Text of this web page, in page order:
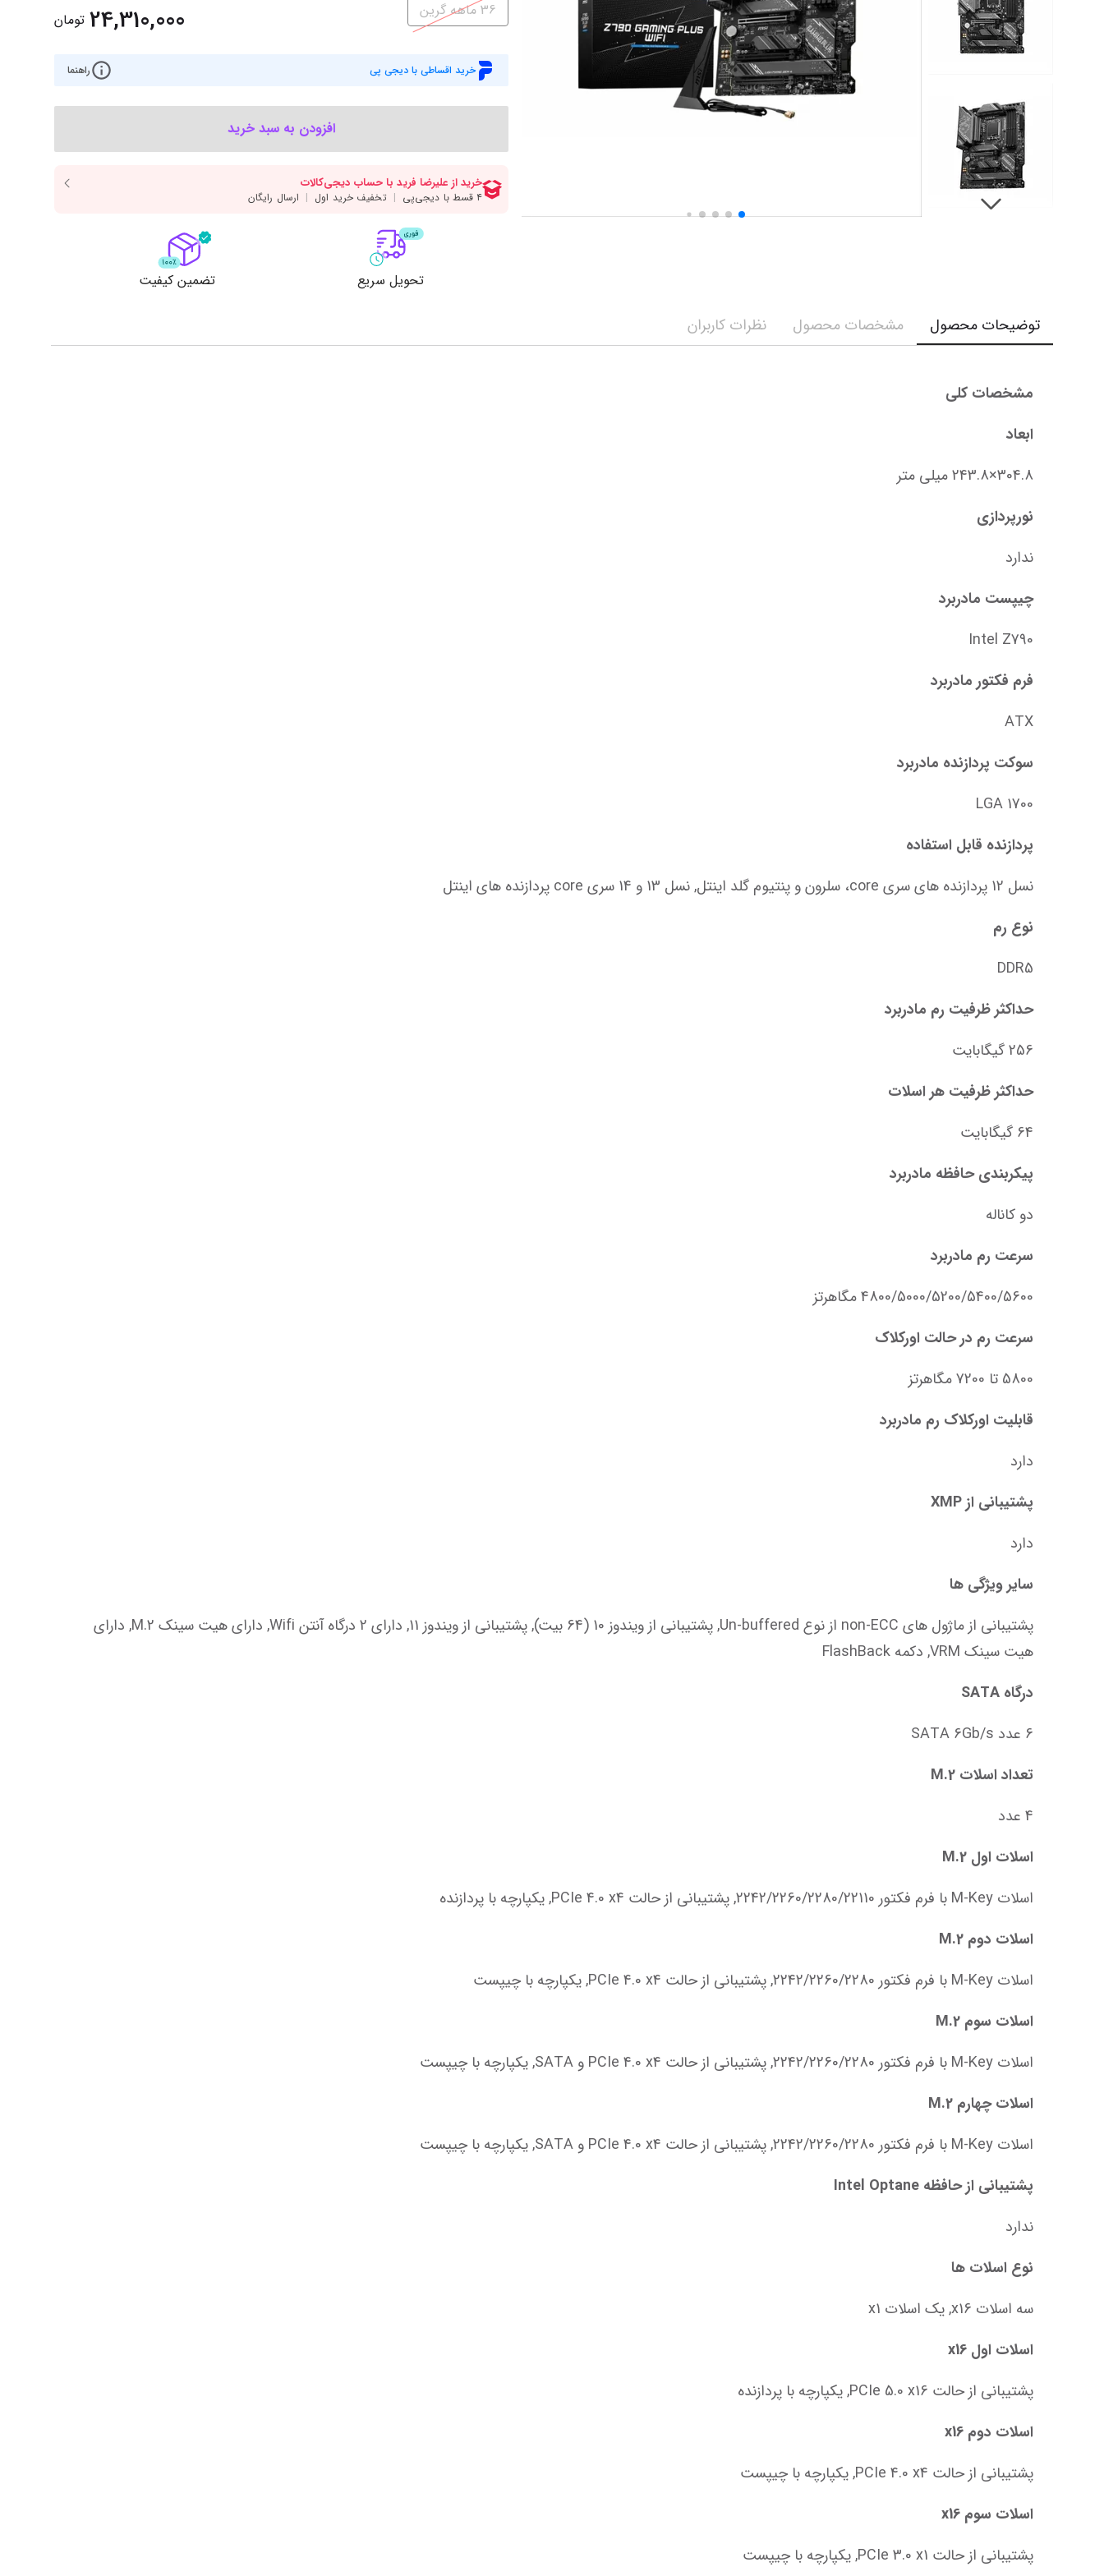
وبکم
اکسسوری
کول پد
کابل‌ها
منبع تغذیه (پاور)
رم
مادربرد
36 ماهه گرین 24,310,000 تومان
خرید اقساطی با دیجی پی راهنما
افزودن به سبد خرید
تحویل سریع تضمین کیفیت
توضیحات محصول مشخصات محصول نظرات کاربران
مشخصات کلی
ابعاد
304.8×243.8 میلی متر
نورپردازی
ندارد
چیپست مادربرد
Intel Z790
فرم فکتور مادربرد
ATX
سوکت پردازنده مادربرد
LGA 1700
پردازنده قابل استفاده
نسل 12 پردازنده های سری core، سلرون و پنتیوم گلد اینتل, نسل 13 و 14 سری core پردازنده های اینتل
نوع رم
DDR5
حداکثر ظرفیت رم مادربرد
256 گیگابایت
حداکثر ظرفیت هر اسلات
64 گیگابایت
پیکربندی حافظه مادربرد
دو کاناله
سرعت رم مادربرد
4800/5000/5200/5400/5600 مگاهرتز
سرعت رم در حالت اورکلاک
5800 تا 7200 مگاهرتز
قابلیت اورکلاک رم مادربرد
دارد
پشتیبانی از XMP
دارد
سایر ویژگی ها
هیت سینک VRM, دکمه‌ FlashBack
درگاه SATA
6 عدد SATA 6Gb/s
تعداد اسلات M.2
4 عدد
اسلات اول M.2
اسلات M-Key با فرم فکتور 2242/2260/2280/22110, پشتیبانی از حالت PCIe 4.0 x4, یکپارچه با پردازنده
اسلات دوم M.2
اسلات M-Key با فرم فکتور 2242/2260/2280, پشتیبانی از حالت PCIe 4.0 x4, یکپارچه با چیپست
اسلات سوم M.2
اسلات M-Key با فرم فکتور 2242/2260/2280, پشتیبانی از حالت PCIe 4.0 x4 و SATA, یکپارچه با چیپست
اسلات چهارم M.2
اسلات M-Key با فرم فکتور 2242/2260/2280, پشتیبانی از حالت PCIe 4.0 x4 و SATA, یکپارچه با چیپست
پشتیبانی از حافظه Intel Optane
ندارد
نوع اسلات‌ ها
سه اسلات x16, یک اسلات x1
اسلات اول x16
پشتیبانی از حالت PCIe 5.0 x16, یکپارچه با پردازنده
اسلات دوم x16
پشتیبانی از حالت PCIe 4.0 x4, یکپارچه با چیپست
اسلات سوم x16
پشتیبانی از حالت PCIe 3.0 x1, یکپارچه با چیپست